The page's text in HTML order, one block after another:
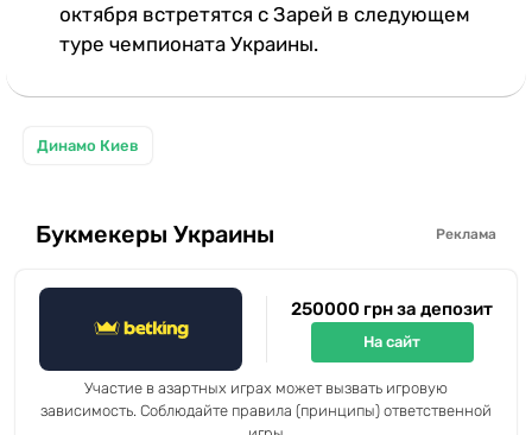
октября встретятся с Зарей в следующем
туре чемпионата Украины.
Динамо Киев
Букмекеры Украины Реклама
250000 грн за депозит
На сайт
Участие в азартных играх может вызвать игровую
зависимость. Соблюдайте правила (принципы) ответственной